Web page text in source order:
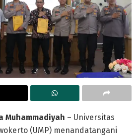
Muhammadiyah – Universitas
(UMP) menandatangani